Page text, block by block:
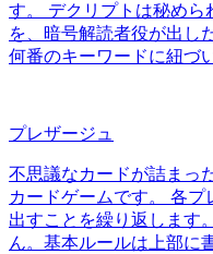
す。 デクリプトは秘めら
を、暗号解読者役が出し
何番のキーワードに紐づ
プレザージュ
不思議なカードが詰まっ
カードゲームです。 各
出すことを繰り返します
ん。基本ルールは上部に